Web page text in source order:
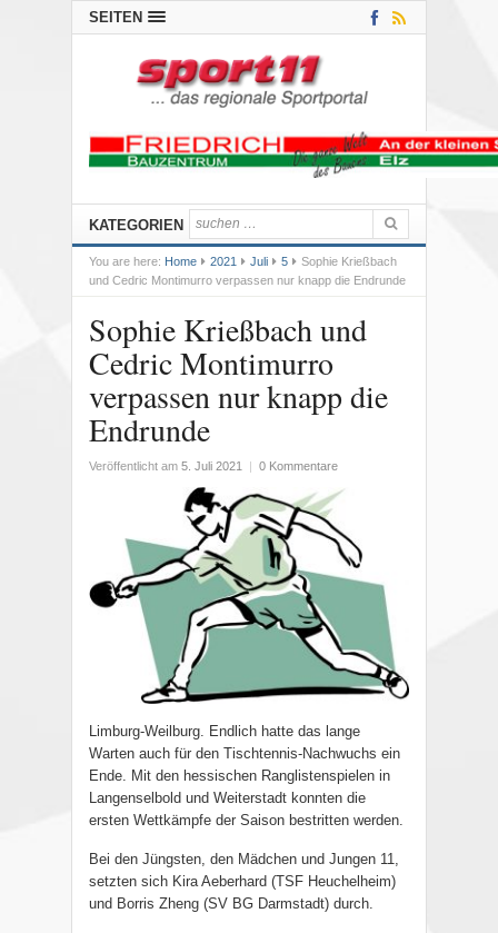
SEITEN
KATEGORIEN
You are here: Home 2021 Juli 5
Sophie Krießbach
und Cedric Montimurro verpassen nur knapp die Endrunde
Sophie Krießbach und
Cedric Montimurro
verpassen nur knapp die
Endrunde
Veröffentlicht am 5. Juli 2021 0 Kommentare
Limburg-Weilburg. Endlich hatte das lange
Warten auch für den Tischtennis-Nachwuchs ein
Ende. Mit den hessischen Ranglistenspielen in
Langenselbold und Weiterstadt konnten die
ersten Wettkämpfe der Saison bestritten werden.
Bei den Jüngsten, den Mädchen und Jungen 11,
setzten sich Kira Aeberhard (TSF Heuchelheim)
und Borris Zheng (SV BG Darmstadt) durch.